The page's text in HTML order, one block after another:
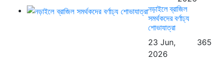
নড়াইলে ব্রাজিল
সমর্থকদের বর্ণাঢ্য
শোভাযাত্রা
23 Jun,
2026
365